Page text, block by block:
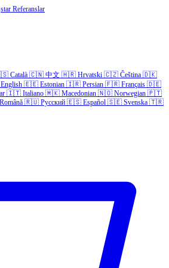
star Referanslar
Català 🇨🇳 中文 🇭🇷 Hrvatski 🇨🇿 Čeština 🇩🇰
English 🇪🇪 Estonian 🇮🇷 Persian 🇫🇷 Français 🇩🇪
🇮🇹 Italiano 🇲🇰 Macedonian 🇳🇴 Norwegian 🇵🇹
Română 🇷🇺 Русский 🇪🇸 Español 🇸🇪 Svenska 🇹🇷